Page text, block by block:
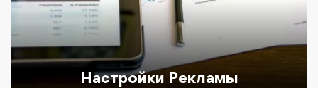
Настройки Рекламы